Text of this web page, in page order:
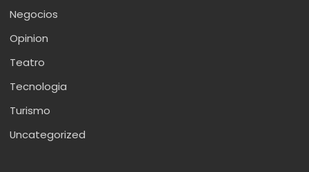
Negocios
Opinion
Teatro
Tecnologia
Turismo
Uncategorized